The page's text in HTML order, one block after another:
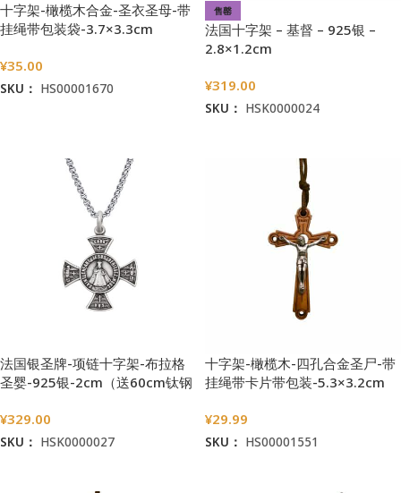
十字架-橄榄木合金-圣衣圣母-带
挂绳带包装袋-3.7×3.3cm
¥35.00
SKU： HS00001670
售罄
法国十字架 – 基督 – 925银 –
2.8×1.2cm
¥319.00
SKU： HSK0000024
法国银圣牌-项链十字架-布拉格
圣婴-925银-2cm（送60cm钛钢
¥329.00
SKU： HSK0000027
十字架-橄榄木-四孔合金圣尸-带
挂绳带卡片带包装-5.3×3.2cm
¥29.99
SKU： HS00001551